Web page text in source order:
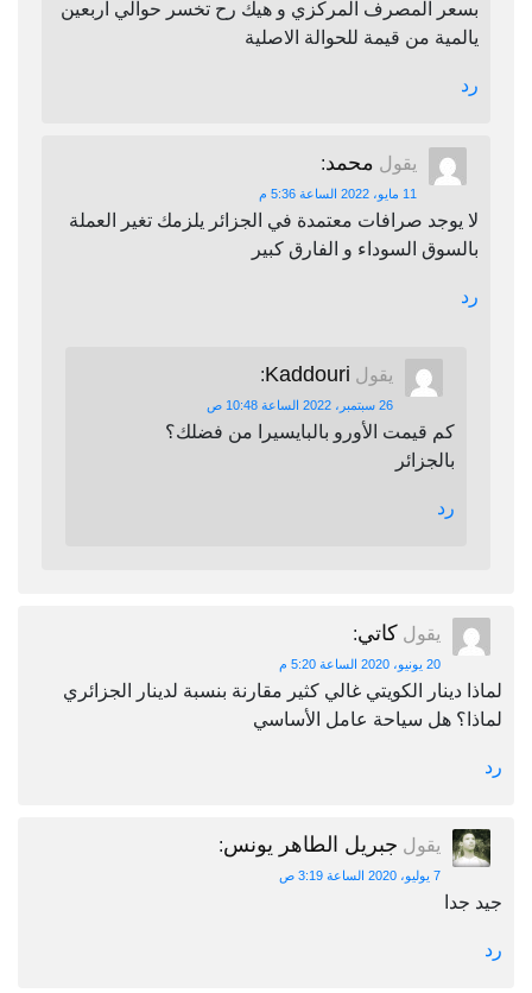
بسعر المصرف المركزي و هيك رح تخسر حوالي اربعين
يالمية من قيمة للحوالة الاصلية
رد
يقول محمد:
11 مايو، 2022 الساعة 5:36 م
لا يوجد صرافات معتمدة في الجزائر يلزمك تغير العملة
بالسوق السوداء و الفارق كبير
رد
يقول Kaddouri
:
26 سبتمبر، 2022 الساعة 10:48 ص
كم قيمت الأورو بالبايسيرا من فضلك؟
بالجزائر
رد
يقول كاتي:
20 يونيو، 2020 الساعة 5:20 م
لماذا دينار الكويتي غالي كثير مقارنة بنسبة لدينار الجزائري
لماذا؟ هل سياحة عامل الأساسي
رد
يقول جبريل الطاهر يونس:
7 يوليو، 2020 الساعة 3:19 ص
جيد جدا
رد